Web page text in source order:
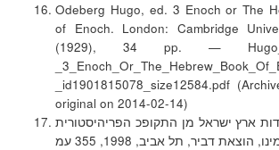
Odeberg Hugo, ed. 3 Enoch or The
of Enoch. London: Cambridge
(1929), 34 pp. —
_id1901815078_size12584.pdf
original on 2014-02-14)
ארץ ישראל מן התקופכ הפריהיסטורית